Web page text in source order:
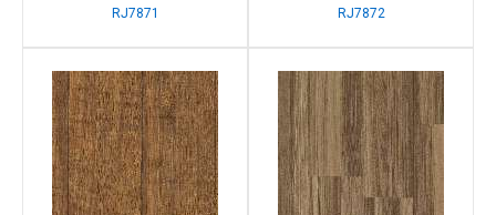
RJ7871 RJ7872